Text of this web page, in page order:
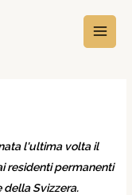
l'ultima volta il
residenti permanenti
della Svizzera.